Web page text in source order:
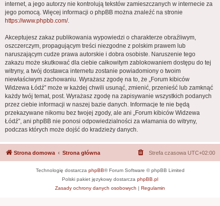
internet, a jego autorzy nie kontrolują tekstów zamieszczanych w internecie za
jego pomocą. Więcej informacji o phpBB można znaleźć na stronie
https://www.phpbb.com/.
Akceptujesz zakaz publikowania wypowiedzi o charakterze obraźliwym,
oszczerczym, propagującym treści niezgodne z polskim prawem lub
naruszającym cudze prawa autorskie i dobra osobiste. Naruszenie tego
zakazu może skutkować dla ciebie całkowitym zablokowaniem dostępu do tej
witryny, a twój dostawca internetu zostanie powiadomiony o twoim
niewłaściwym zachowaniu. Wyrażasz zgodę na to, że „Forum kibiców
Widzewa Łódź” może w każdej chwili usunąć, zmienić, przenieść lub zamknąć
każdy twój temat, post. Wyrażasz zgodę na zapisywanie wszystkich podanych
przez ciebie informacji w naszej bazie danych. Informacje te nie będą
przekazywane nikomu bez twojej zgody, ale ani „Forum kibiców Widzewa
Łódź”, ani phpBB nie ponosi odpowiedzialności za włamania do witryny,
podczas których może dojść do kradzieży danych.
Strona domowa Strona główna Strefa czasowa UTC+02:00
Technologię dostarcza phpBB® Forum Software © phpBB Limited
Polski pakiet językowy dostarcza phpBB.pl
Zasady ochrony danych osobowych | Regulamin